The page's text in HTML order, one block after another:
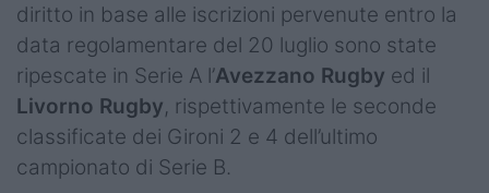
Super Rugby
Rugby in TV
Mercato
Serie A Elite
diritto in base alle iscrizioni pervenute entro la
data regolamentare del 20 luglio sono state
ripescate in Serie A l’Avezzano Rugby ed il
Livorno Rugby, rispettivamente le seconde
classificate dei Gironi 2 e 4 dell’ultimo
campionato di Serie B.